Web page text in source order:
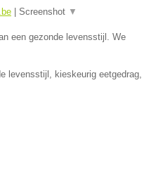
Screenshot ▼
een gezonde levensstijl. We
levensstijl, kieskeurig eetgedrag,